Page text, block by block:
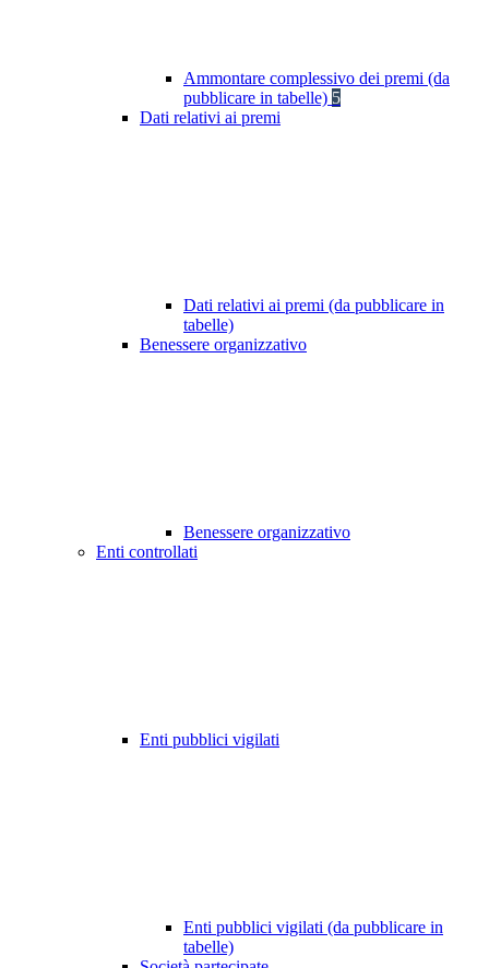
Ammontare complessivo dei premi (da
pubblicare in tabelle) 5
Dati relativi ai premi
Dati relativi ai premi (da pubblicare in
tabelle)
Benessere organizzativo
Benessere organizzativo
Enti controllati
Enti pubblici vigilati
Enti pubblici vigilati (da pubblicare in
tabelle)